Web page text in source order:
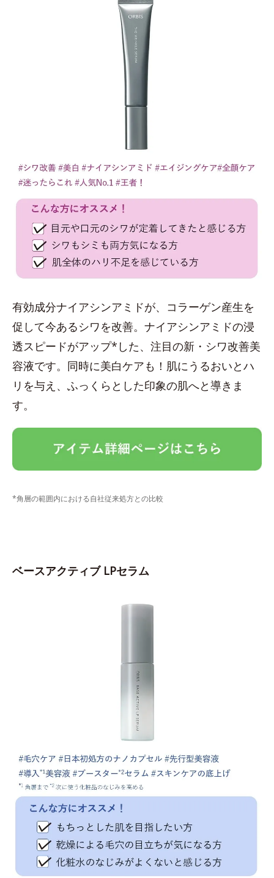
有効成分ナイアシンアミドが、コラーゲン産生を
促して今あるシワを改善。ナイアシンアミドの浸
透スピードがアップ*した、注目の新・シワ改善美
容液です。同時に美白ケアも！肌にうるおいとハ
リを与え、ふっくらとした印象の肌へと導きま
す。
*角層の範囲内における自社従来処方との比較
ベースアクティブ LPセラム